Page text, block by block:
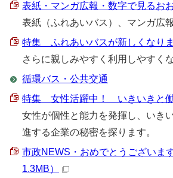
表紙・マンガ広報・数字で見るお
表紙（ふれあいバス）、マンガ広
特集 ふれあいバスが新しくなりま
さらに親しみやすく利用しやすく
循環バス・公共交通
特集 女性活躍中！ いきいきと働
女性が個性と能力を発揮し、いき
進する企業の秘密を探ります。
市政NEWS・おめでとうございま
1.3MB）